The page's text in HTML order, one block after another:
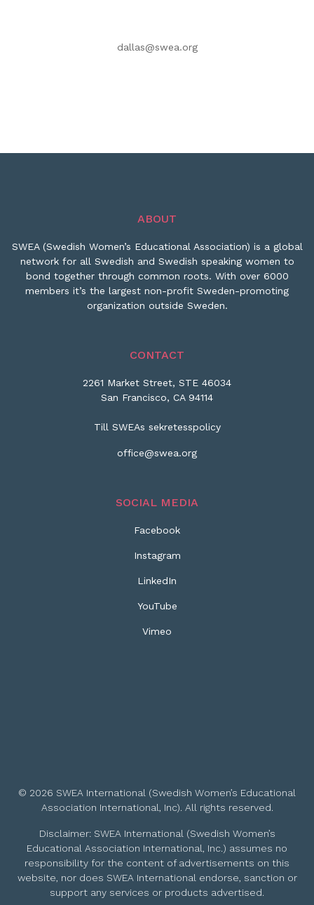
dallas@swea.org
ABOUT
SWEA (Swedish Women’s Educational Association) is a global
network for all Swedish and Swedish speaking women to
bond together through common roots. With over 6000
members it’s the largest non-profit Sweden-promoting
organization outside Sweden.
CONTACT
2261 Market Street, STE 46034
San Francisco, CA 94114
Till SWEAs sekretesspolicy
office@swea.org
SOCIAL MEDIA
Facebook
Instagram
LinkedIn
YouTube
Vimeo
© 2026 SWEA International (Swedish Women’s Educational
Association International, Inc). All rights reserved.
Disclaimer: SWEA International (Swedish Women’s
Educational Association International, Inc.) assumes no
responsibility for the content of advertisements on this
website, nor does SWEA International endorse, sanction or
support any services or products advertised.